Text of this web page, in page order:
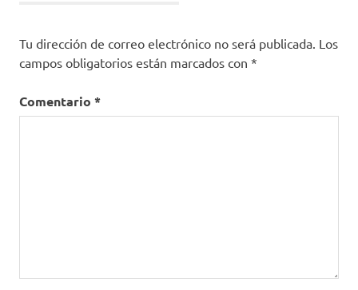
Tu dirección de correo electrónico no será publicada. Los
campos obligatorios están marcados con *
Comentario *